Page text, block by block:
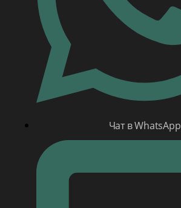
Чат в WhatsApp